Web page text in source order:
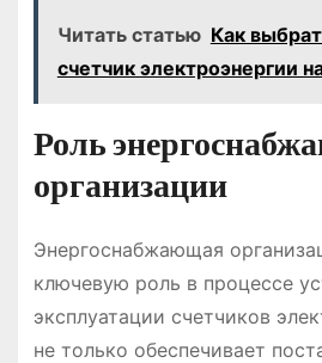
Читать статью Как
счетчик электроэнергии
Роль
организации
Энергоснабжающая
ключевую роль в процессе
эксплуатации счетчиков
не только обеспечивает